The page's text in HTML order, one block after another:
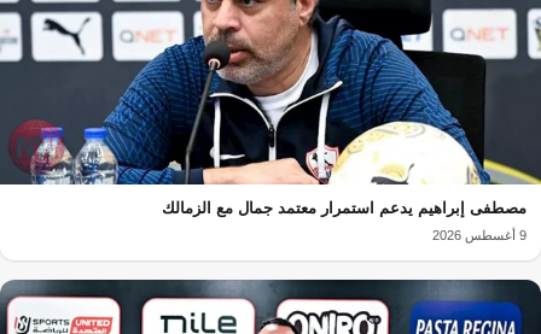
مصطفى إبراهيم يدعم استمرار معتمد جمال مع الزمالك
9 أغسطس 2026